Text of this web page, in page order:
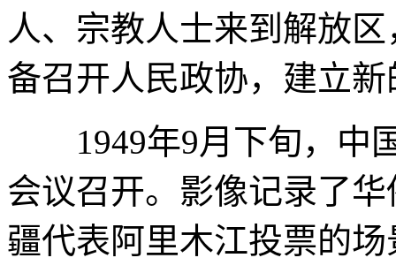
人、宗教人士来到解放
备召开人民政协，建立
1949年9月下旬，中
会议召开。影像记录了
疆代表阿里木江投票的场